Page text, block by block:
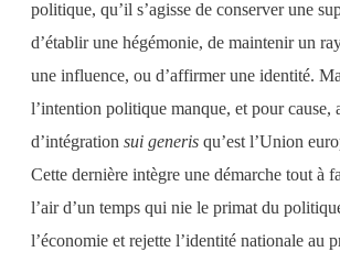
politique, qu’il s’agisse de conserver une
d’établir une hégémonie, de maintenir un
une influence, ou d’affirmer une identité.
l’intention politique manque, et pour cause,
d’intégration sui generis qu’est l’Union
Cette dernière intègre une démarche tout à
l’air d’un temps qui nie le primat du
l’économie et rejette l’identité nationale au